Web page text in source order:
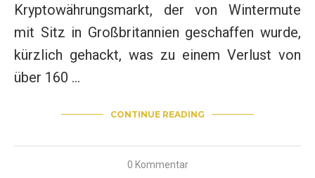
Kryptowährungsmarkt, der von Wintermute
mit Sitz in Großbritannien geschaffen wurde,
kürzlich gehackt, was zu einem Verlust von
über 160 …
CONTINUE READING
0 Kommentar